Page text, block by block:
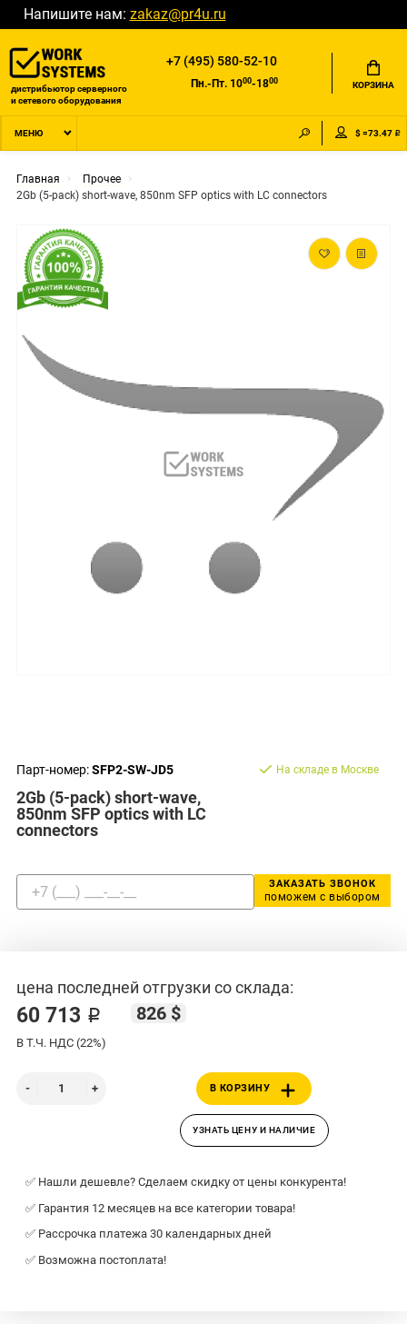
Напишите нам: zakaz@pr4u.ru
дистрибьютор серверного
и сетевого оборудования
+7 (495) 580-52-10
Пн.-Пт. 1000-1800 КОРЗИНА
МЕНЮ $ =73.47 ₽
Главная
Прочее
2Gb (5-pack) short-wave, 850nm SFP optics with LC connectors
Парт-номер:SFP2-SW-JD5
2Gb (5-pack) short-wave,
850nm SFP optics with LC
connectors
На складе в Москве
ЗАКАЗАТЬ ЗВОНОК
поможем с выбором
цена последней отгрузки со склада:
60 713 ₽ 826 $
В Т.Ч. НДС (22%)
В КОРЗИНУ
УЗНАТЬ ЦЕНУ И НАЛИЧИЕ
✅ Нашли дешевле? Сделаем скидку от цены конкурента!
✅ Гарантия 12 месяцев на все категории товара!
✅ Рассрочка платежа 30 календарных дней
✅ Возможна постоплата!